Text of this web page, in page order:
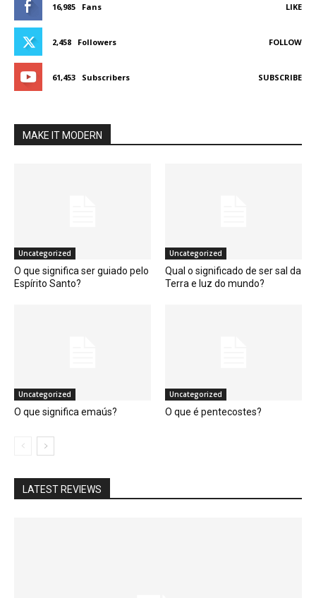
16,985 Fans LIKE
2,458 Followers FOLLOW
61,453 Subscribers SUBSCRIBE
MAKE IT MODERN
Uncategorized
O que significa ser guiado pelo
Espírito Santo?
Uncategorized
Qual o significado de ser sal da
Terra e luz do mundo?
Uncategorized
O que significa emaús?
Uncategorized
O que é pentecostes?
LATEST REVIEWS